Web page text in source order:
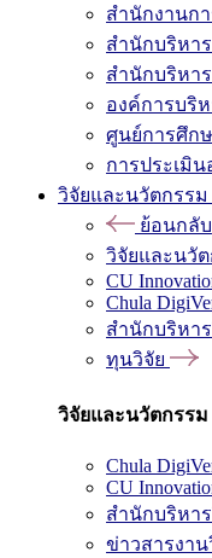
สำนักงานก
สำนักบริหา
สำนักบริหา
องค์การบริ
ศูนย์การศึก
การประเมิ
วิจัยและนวัตกรรม
ย้อนกลับ
วิจัยและนวั
CU
Chula
สำนักบริหา
ทุนวิจัย
วิจัยและนวัตกรรม
Chula
CU
สำนักบริหา
ข่าวสารงา